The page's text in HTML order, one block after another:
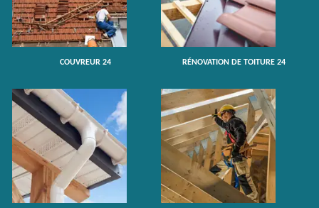
COUVREUR 24 RÉNOVATION DE TOITURE 24